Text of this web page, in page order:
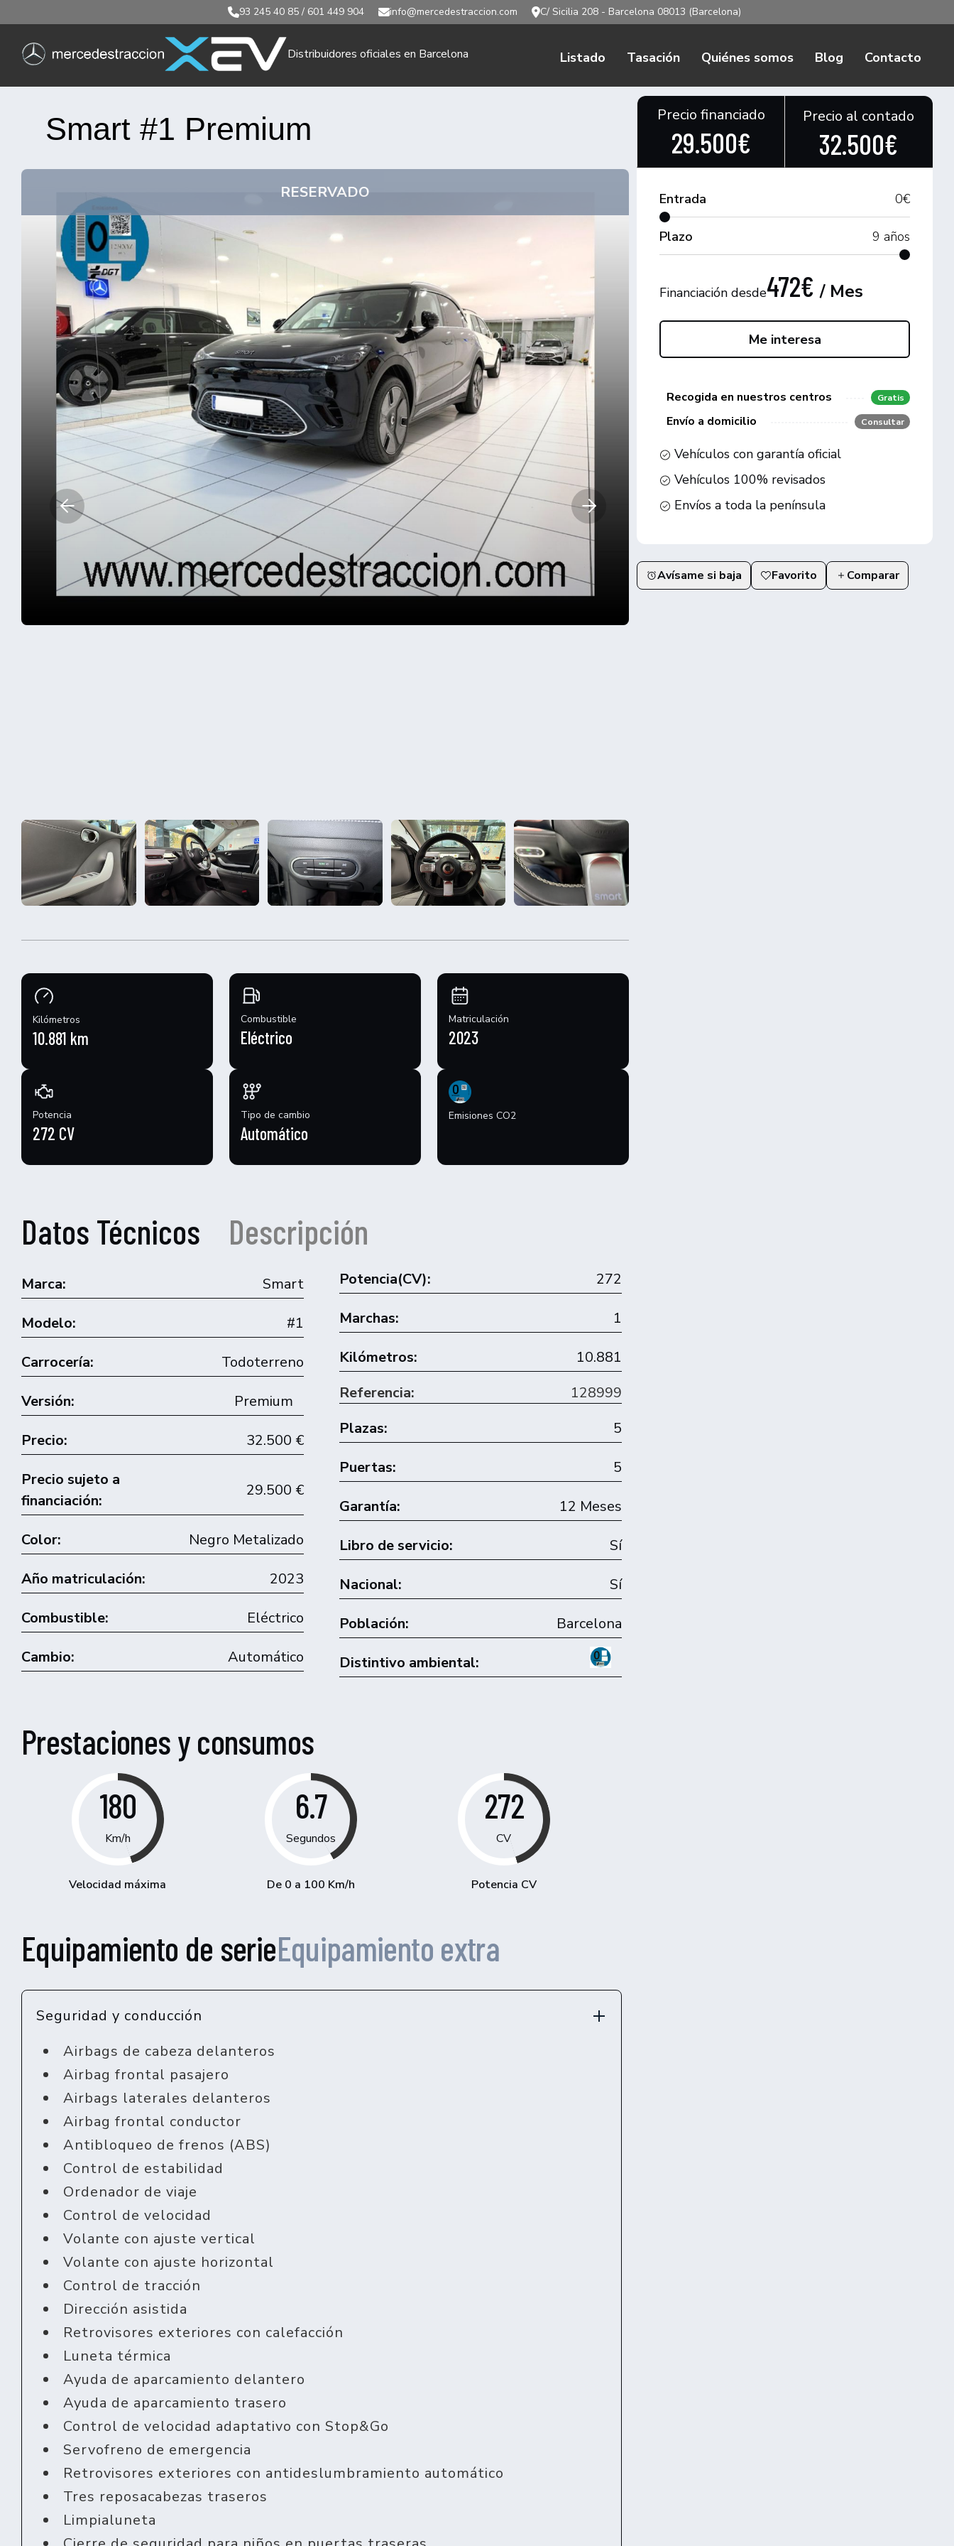
93 245 40 85/ 601 449 904 info@mercedestraccion.com C/ Sicilia 208 - Barcelona 08013 (Barcelona)
Distribuidores oficiales en Barcelona Listado Tasación Quiénes somos Blog Contacto
Smart #1 Premium
RESERVADO
Kilómetros
10.881 km
Combustible
Eléctrico
Matriculación
2023
Potencia
272 CV
Tipo de cambio
Automático
Emisiones CO2
Precio financiado
29.500€
Precio al contado
32.500€
Entrada 0€
Plazo 9 años
Financiación desde472€/ Mes
Me interesa
Recogida en nuestros centros Gratis
Envío a domicilio Consultar
Vehículos con garantía oficial
Vehículos 100% revisados
Envíos a toda la península
Avísame si baja Favorito Comparar
Datos Técnicos Descripción
Marca: Smart
Modelo: #1
Carrocería: Todoterreno
Versión: Premium
Precio: 32.500 €
Precio sujeto a
financiación:
29.500 €
Color: Negro Metalizado
Año matriculación: 2023
Combustible: Eléctrico
Cambio: Automático
Potencia(CV): 272
Marchas: 1
Kilómetros:
10.881
Referencia:
128999
Plazas:
5
Puertas: 5
Garantía: 12 Meses
Libro de servicio: Sí
Nacional: Sí
Población: Barcelona
Distintivo ambiental:
Prestaciones y consumos
180
Km/h
Velocidad máxima
6.7
Segundos
De 0 a 100 Km/h
272
CV
Potencia CV
Equipamiento de serieEquipamiento extra
Seguridad y conducción
Airbags de cabeza delanteros
Airbag frontal pasajero
Airbags laterales delanteros
Airbag frontal conductor
Antibloqueo de frenos (ABS)
Control de estabilidad
Ordenador de viaje
Control de velocidad
Volante con ajuste vertical
Volante con ajuste horizontal
Control de tracción
Dirección asistida
Retrovisores exteriores con calefacción
Luneta térmica
Ayuda de aparcamiento delantero
Ayuda de aparcamiento trasero
Control de velocidad adaptativo con Stop&Go
Servofreno de emergencia
Retrovisores exteriores con antideslumbramiento automático
Tres reposacabezas traseros
Limpialuneta